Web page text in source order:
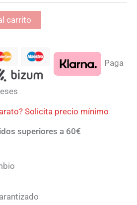
carrito
Paga
Solicita precio mínimo
superiores a 60€